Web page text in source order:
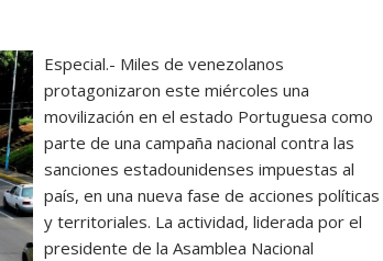
Especial.- Miles de venezolanos
protagonizaron este miércoles una
movilización en el estado Portuguesa como
parte de una campaña nacional contra las
sanciones estadounidenses impuestas al
país, en una nueva fase de acciones políticas
y territoriales. La actividad, liderada por el
presidente de la Asamblea Nacional